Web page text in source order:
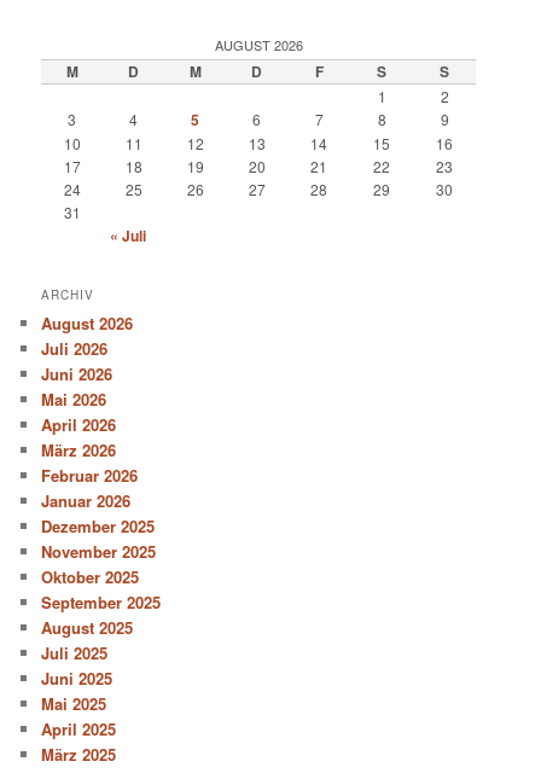
AUGUST 2026
M D M D F S S
1
2
3
4 5 6 7 8
9
10
11 12 13 14 15
16
17
18 19 20 21 22
23
24
25 26 27 28 29
30
31
« Juli
ARCHIV
August 2026
Juli 2026
Juni 2026
Mai 2026
April 2026
März 2026
Februar 2026
Januar 2026
Dezember 2025
November 2025
Oktober 2025
September 2025
August 2025
Juli 2025
Juni 2025
Mai 2025
April 2025
März 2025